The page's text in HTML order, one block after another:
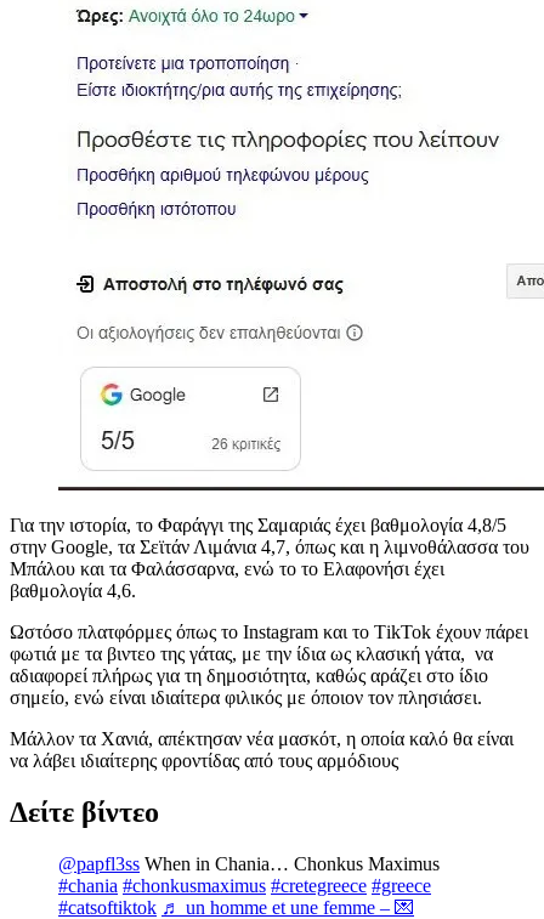
Για την ιστορία, το Φαράγγι της Σαμαριάς έχει βαθμολογία 4,8/5
στην Google, τα Σεϊτάν Λιμάνια 4,7, όπως και η λιμνοθάλασσα του
Μπάλου και τα Φαλάσσαρνα, ενώ το το Ελαφονήσι έχει
βαθμολογία 4,6.
Ωστόσο πλατφόρμες όπως το Instagram και το ΤikTok έχουν πάρει
φωτιά με τα βιντεο της γάτας, με την ίδια ως κλασική γάτα, να
αδιαφορεί πλήρως για τη δημοσιότητα, καθώς αράζει στο ίδιο
σημείο, ενώ είναι ιδιαίτερα φιλικός με όποιον τον πλησιάσει.
Μάλλον τα Χανιά, απέκτησαν νέα μασκότ, η οποία καλό θα είναι
να λάβει ιδιαίτερης φροντίδας από τους αρμόδιους
Δείτε βίντεο
@papfl3ss When in Chania… Chonkus Maximus
#chania #chonkusmaximus #cretegreece #greece
#catsoftiktok ♬ un homme et une femme – 💌